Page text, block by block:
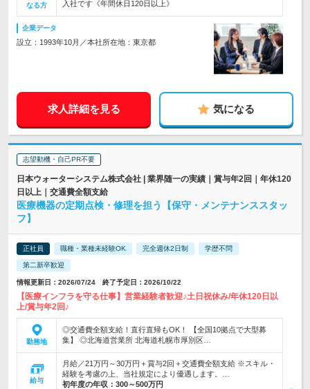
なる方
入社です《年間休日120日以上》
企業データ
設立：1993年10月／本社所在地：東京都
求人詳細を見る 気になる
志望動機・自己PR不要
日本ウォーターシステム株式会社 | 業界随一の実績｜賞与年2回｜年休120
日以上｜交通費全額支給
医療機器の定期点検・修理を担う【保守・メンテナンススタッ
フ】
正社員 職種・業種未経験OK 完全週休2日制 学歴不問
第二新卒歓迎
情報更新日：2026/07/24 終了予定日：2026/10/22
【医療インフラを守る仕事】営業経験者歓迎♪土日祝休み/年休120日以
上/賞与年2回♪
勤務地
◎交通費全額支給！直行直帰もOK！ 【全国10拠点で大型募
集】 ◎北海道営業所 北海道札幌市厚別区…
給与
月給／21万円～30万円＋賞与2回＋交通費全額支給 ※スキル・
経験を考慮の上、当社規定により優遇します。…
初年度の年収： 300～500万円